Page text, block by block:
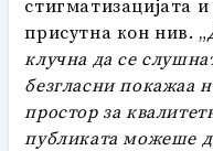
стигматизацијата
присутна кон нив. „
клучна да се
безгласни покажаа
простор за
публиката можеше